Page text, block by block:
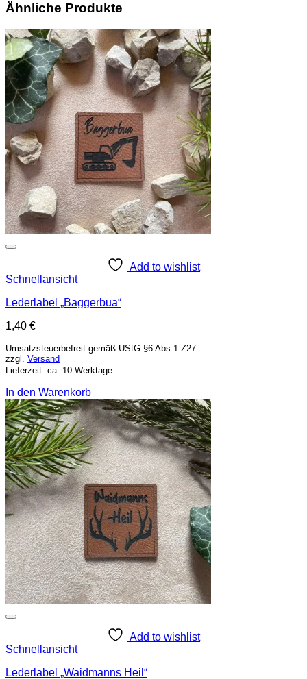
Ähnliche Produkte
Add to wishlist
Schnellansicht
Lederlabel „Baggerbua“
1,40 €
Umsatzsteuerbefreit gemäß UStG §6 Abs.1 Z27
zzgl. Versand
Lieferzeit: ca. 10 Werktage
In den Warenkorb
Add to wishlist
Schnellansicht
Lederlabel „Waidmanns Heil“